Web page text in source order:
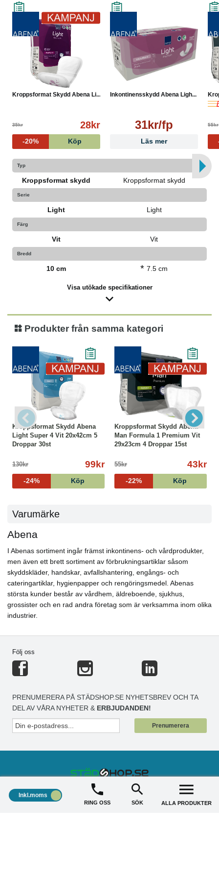
Kroppsformat Skydd Abena Li...
35kr 28kr
-20% Köp
Inkontinensskydd Abena Ligh...
31kr/fp
Läs mer
55kr
Typ
Kroppsformat skydd Kroppsformat skydd
Serie
Light Light
Färg
Vit Vit
Bredd
10 cm * 7.5 cm
Visa utökade specifikationer
Produkter från samma kategori
Kroppsformat Skydd Abena
Light Super 4 Vit 20x42cm 5
Droppar 30st
130kr 99kr
-24% Köp
Kroppsformat Skydd Abena
Man Formula 1 Premium Vit
29x23cm 4 Droppar 15st
55kr 43kr
-22% Köp
Varumärke
Abena
I Abenas sortiment ingår främst inkontinens- och vårdprodukter,
men även ett brett sortiment av förbrukningsartiklar såsom
skyddskläder, handskar, avfallshantering, engångs- och
cateringartiklar, hygienpapper och rengöringsmedel. Abenas
största kunder består av vårdhem, äldreboende, sjukhus,
grossister och en rad andra företag som är verksamma inom olika
industrier.
Följ oss
PRENUMERERA PÅ STÄDSHOP.SE NYHETSBREV OCH TA
DEL AV VÅRA NYHETER & ERBJUDANDEN!
Prenumerera
STÄDSHOP
Inkl.moms
RING OSS SÖK ALLA PRODUKTER